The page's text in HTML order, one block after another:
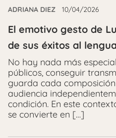
ADRIANA DIEZ 10/04/2026
El emotivo gesto de
de sus éxitos al
No hay nada más
públicos, conseguir
guarda cada
audiencia
condición. En este
se convierte en […]